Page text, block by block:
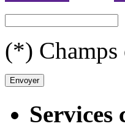
(*)
Services